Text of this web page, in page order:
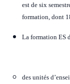
est de six
formation, dont
La formation ES
des unités